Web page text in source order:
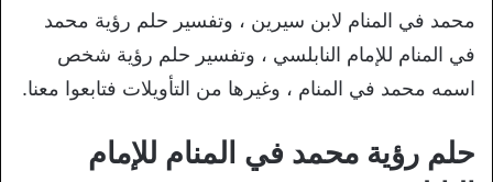
محمد في المنام لابن سيرين ، وتفسير حلم رؤية محمد
في المنام للإمام النابلسي ، وتفسير حلم رؤية شخص
اسمه محمد في المنام ، وغيرها من التأويلات فتابعوا معنا.
حلم رؤية محمد في المنام للإمام